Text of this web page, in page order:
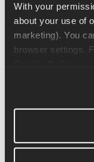
With your
about your use of
marketing). You
Lerne, wie du
Form und
Anleitung für die
Lerne, wie du
Anleitung für die
Lerne, wie du